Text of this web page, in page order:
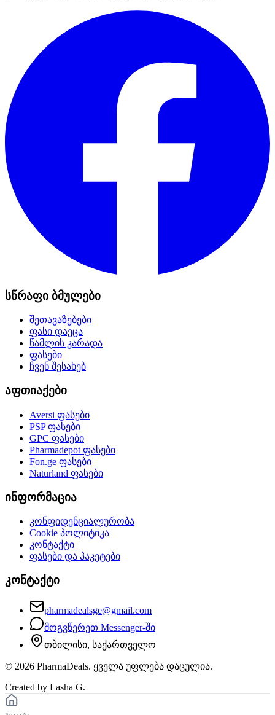
სწრაფი ბმულები
შეთავაზებები
ფასი დაეცა
წამლის კარადა
ფასები
ჩვენ შესახებ
აფთიაქები
Aversi ფასები
PSPფასები
GPC ფასები
Pharmadepot ფასები
Fon.ge ფასები
Naturland ფასები
ინფორმაცია
კონფიდენციალურობა
Cookie პოლიტიკა
კონტაქტი
ფასები და პაკეტები
კონტაქტი
pharmadealsge@gmail.com
მოგვწერეთ Messenger-ში
თბილისი, საქართველო
© 2026 PharmaDeals. ყველა უფლება დაცულია.
Created by Lasha G.